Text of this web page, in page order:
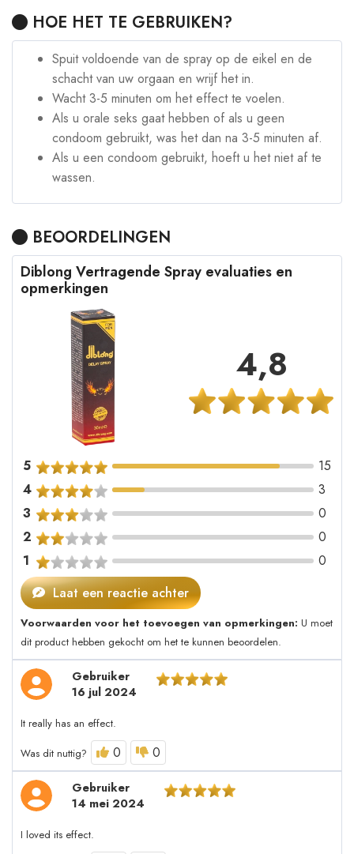
HOE HET TE GEBRUIKEN?
Spuit voldoende van de spray op de eikel en de
schacht van uw orgaan en wrijf het in.
Wacht 3-5 minuten om het effect te voelen.
Als u orale seks gaat hebben of als u geen
condoom gebruikt, was het dan na 3-5 minuten af.
Als u een condoom gebruikt, hoeft u het niet af te
wassen.
BEOORDELINGEN
Diblong Vertragende Spray evaluaties en
opmerkingen
4,8
5
15
4
3
3
0
2
0
1
0
Laat een reactie achter
Voorwaarden voor het toevoegen van opmerkingen: U moet
dit product hebben gekocht om het te kunnen beoordelen.
Gebruiker
16 jul 2024
It really has an effect.
Was dit nuttig?
0 0
Gebruiker
14 mei 2024
I loved its effect.